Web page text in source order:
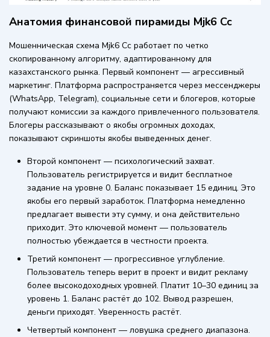
Анатомия финансовой пирамиды Mjk6 Cc
Мошенническая схема Mjk6 Cc работает по четко
скопированному алгоритму, адаптированному для
казахстанского рынка. Первый компонент — агрессивный
маркетинг. Платформа распространяется через мессенджеры
(WhatsApp, Telegram), социальные сети и блогеров, которые
получают комиссии за каждого привлеченного пользователя.
Блогеры рассказывают о якобы огромных доходах,
показывают скриншоты якобы выведенных денег.
Второй компонент — психологический захват.
Пользователь регистрируется и видит бесплатное
задание на уровне 0. Баланс показывает 15 единиц. Это
якобы его первый заработок. Платформа немедленно
предлагает вывести эту сумму, и она действительно
приходит. Это ключевой момент — пользователь
полностью убеждается в честности проекта.
Третий компонент — прогрессивное углубление.
Пользователь теперь верит в проект и видит рекламу
более высокодоходных уровней. Платит 10–30 единиц за
уровень 1. Баланс растёт до 102. Вывод разрешен,
деньги приходят. Уверенность растёт.
Четвертый компонент — ловушка среднего диапазона.